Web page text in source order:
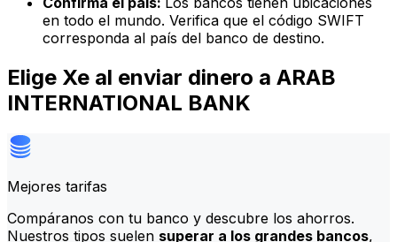
en todo el mundo. Verifica que el código SWIFT
corresponda al país del banco de destino.
Elige Xe al enviar dinero a ARAB
INTERNATIONAL BANK
Mejores tarifas
Compáranos con tu banco y descubre los ahorros.
Nuestros tipos suelen superar a los grandes bancos,